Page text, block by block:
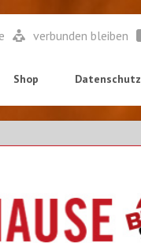
Shop Datenschutz
verbunden bleiben